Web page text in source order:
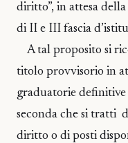
diritto”, in attesa
di II e III fascia
A tal proposito si
titolo provvisorio in
graduatorie definitive
seconda che si tratti
diritto o di posti